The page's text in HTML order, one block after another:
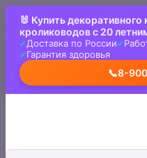
content
🐰 Купить
кролиководов с 20
Доставка по России
Гарантия здоровья
📞8-